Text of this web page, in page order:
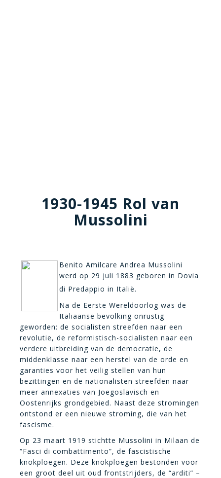
1930-1945 Rol van
Mussolini
Benito Amilcare Andrea Mussolini
werd op 29 juli 1883 geboren in Dovia
di Predappio in Italië.
Na de Eerste Wereldoorlog was de
Italiaanse bevolking onrustig
geworden: de socialisten streefden naar een
revolutie, de reformistisch-socialisten naar een
verdere uitbreiding van de democratie, de
middenklasse naar een herstel van de orde en
garanties voor het veilig stellen van hun
bezittingen en de nationalisten streefden naar
meer annexaties van Joegoslavisch en
Oostenrijks grondgebied. Naast deze stromingen
ontstond er een nieuwe stroming, die van het
fascisme.
Op 23 maart 1919 stichtte Mussolini in Milaan de
“Fasci di combattimento”, de fascistische
knokploegen. Deze knokploegen bestonden voor
een groot deel uit oud frontstrijders, de “arditi” –